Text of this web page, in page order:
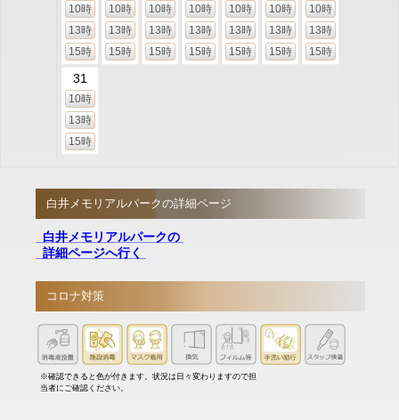
10時
13時
15時
10時
13時
15時
10時
13時
15時
10時
13時
15時
10時
13時
15時
10時
13時
15時
10時
13時
15時
31
10時
13時
15時
白井メモリアルパークの詳細ページ
白井メモリアルパークの
詳細ページへ行く
コロナ対策
※確認できると色が付きます。状況は日々変わりますので担
当者にご確認ください。